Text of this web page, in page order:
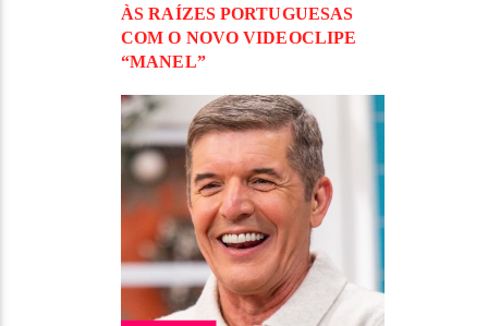
ÀS RAÍZES PORTUGUESAS
COM O NOVO VIDEOCLIPE
“MANEL”